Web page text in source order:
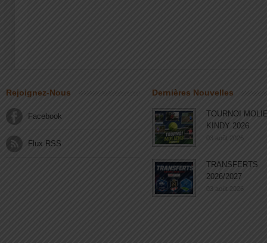
Rejoignez-Nous
Facebook
Flux RSS
Dernières Nouvelles
TOURNOI
KINDY 2026
03 août 2026
TRANSFERTS
2026/2027
03 août 2026